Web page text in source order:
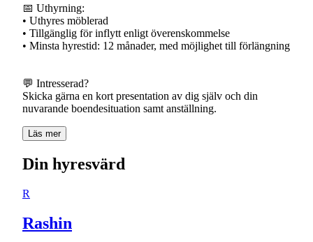
📅 Uthyrning:
• Uthyres möblerad
• Tillgänglig för inflytt enligt överenskommelse
• Minsta hyrestid: 12 månader, med möjlighet till förlängning
💬 Intresserad?
Skicka gärna en kort presentation av dig själv och din
nuvarande boendesituation samt anställning.
Läs mer
Din hyresvärd
R
Rashin